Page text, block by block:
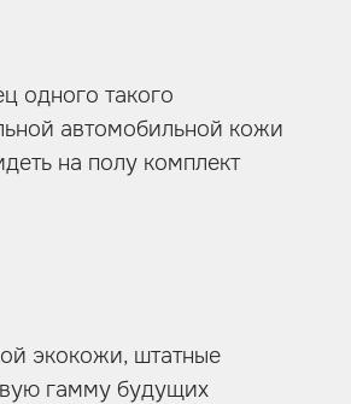
одного такого
автомобильной кожи
на полу комплект
экокожи, штатные
гамму будущих